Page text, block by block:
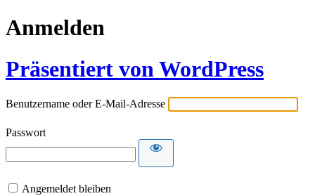
Anmelden
Präsentiert von WordPress
Benutzername oder E-Mail-Adresse
Passwort
Angemeldet bleiben